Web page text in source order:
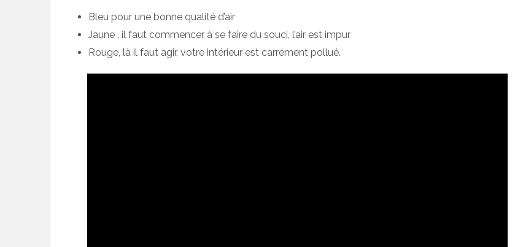
Bleu pour une bonne qualité d’air
Jaune , il faut commencer à se faire du souci, l’air est impur
Rouge, là il faut agir, votre intérieur est carrément pollué.